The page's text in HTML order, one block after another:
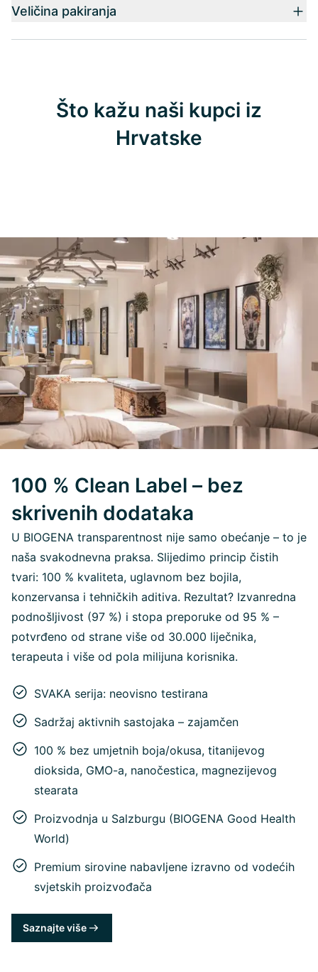
Veličina pakiranja
Što kažu naši kupci iz
Hrvatske
100 % Clean Label – bez
skrivenih dodataka
U BIOGENA transparentnost nije samo obećanje – to je
naša svakodnevna praksa. Slijedimo princip čistih
tvari: 100 % kvaliteta, uglavnom bez bojila,
konzervansa i tehničkih aditiva. Rezultat? Izvanredna
podnošljivost (97 %) i stopa preporuke od 95 % –
potvrđeno od strane više od 30.000 liječnika,
terapeuta i više od pola milijuna korisnika.
SVAKA serija: neovisno testirana
Sadržaj aktivnih sastojaka – zajamčen
100 % bez umjetnih boja/okusa, titanijevog
dioksida, GMO-a, nanočestica, magnezijevog
stearata
Proizvodnja u Salzburgu (BIOGENA Good Health
World)
Premium sirovine nabavljene izravno od vodećih
svjetskih proizvođača
Saznajte više